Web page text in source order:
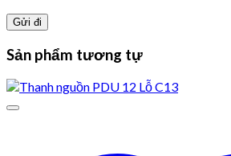
Sản phẩm tương tự